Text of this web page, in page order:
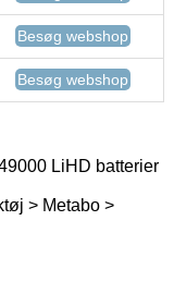
Besøg webshop
Besøg webshop
LiHD batterier
> Metabo >